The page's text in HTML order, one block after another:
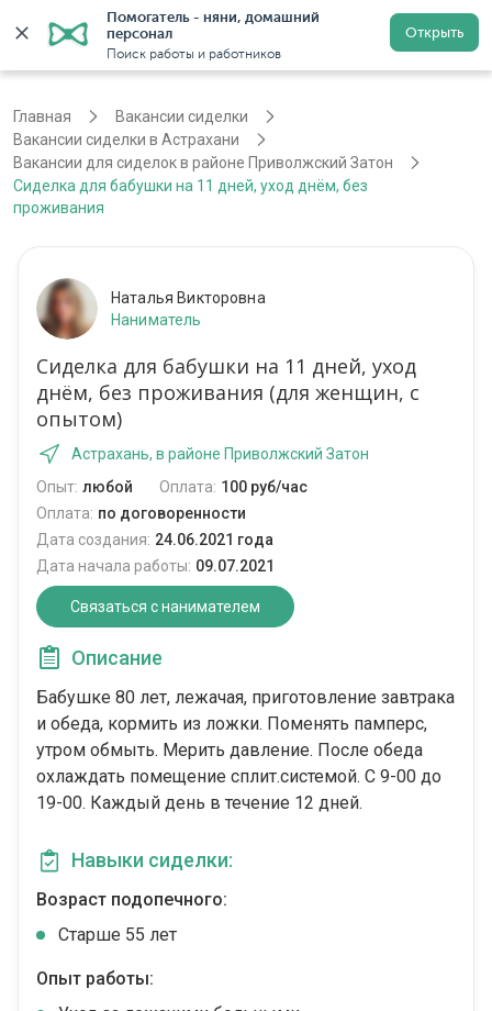
Помогатель - няни, домашний
персонал
Поиск работы и работников
Открыть
Астрахань Регистрация
Главная
Вакансии сиделки
Вакансии сиделки в Астрахани
Вакансии для сиделок в районе Приволжский Затон
Сиделка для бабушки на 11 дней, уход днём, без
проживания
Наталья Викторовна
Наниматель
Сиделка для бабушки на 11 дней, уход
днём, без проживания (для женщин, с
опытом)
Астрахань, в районе Приволжский Затон
Опыт: любой Оплата: 100 руб/час
Оплата: по договоренности
Дата создания: 24.06.2021 года
Дата начала работы: 09.07.2021
Связаться с нанимателем
Описание
Бабушке 80 лет, лежачая, приготовление завтрака
и обеда, кормить из ложки. Поменять памперс,
утром обмыть. Мерить давление. После обеда
охлаждать помещение сплит.системой. С 9-00 до
19-00. Каждый день в течение 12 дней.
Навыки сиделки:
Возраст подопечного:
Cтарше 55 лет
Опыт работы: